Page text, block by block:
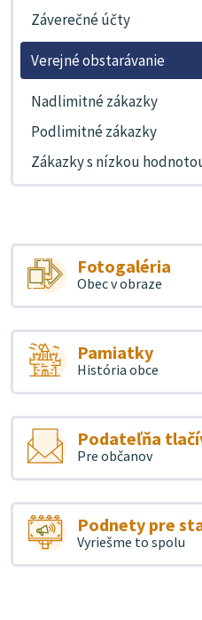
Záverečné účty
Verejné obstarávanie
Nadlimitné zákazky
Podlimitné zákazky
Zákazky s nízkou
Fotogaléria
Obec v obraze
Pamiatky
História obce
Podateľňa
Pre občanov
Podnety pre
Vyriešme to spolu